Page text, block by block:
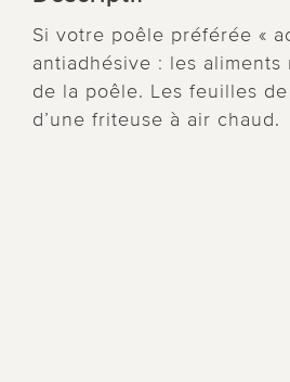
Si votre poêle préférée «
antiadhésive : les
de la poêle. Les feuilles
d’une friteuse à air chaud.